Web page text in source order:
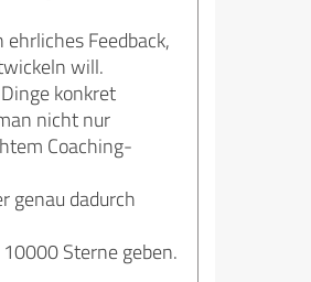
Feedback,
will.
konkret
nicht nur
Coaching-
genau dadurch
Sterne geben.